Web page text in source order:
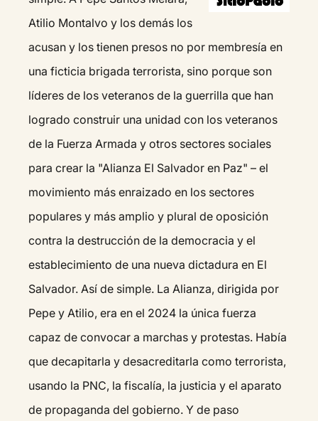
Atilio Montalvo y los demás los
acusan y los tienen presos no por membresía en
una ficticia brigada terrorista, sino porque son
líderes de los veteranos de la guerrilla que han
logrado construir una unidad con los veteranos
de la Fuerza Armada y otros sectores sociales
para crear la "Alianza El Salvador en Paz" – el
movimiento más enraizado en los sectores
populares y más amplio y plural de oposición
contra la destrucción de la democracia y el
establecimiento de una nueva dictadura en El
Salvador. Así de simple. La Alianza, dirigida por
Pepe y Atilio, era en el 2024 la única fuerza
capaz de convocar a marchas y protestas. Había
que decapitarla y desacreditarla como terrorista,
usando la PNC, la fiscalía, la justicia y el aparato
de propaganda del gobierno. Y de paso